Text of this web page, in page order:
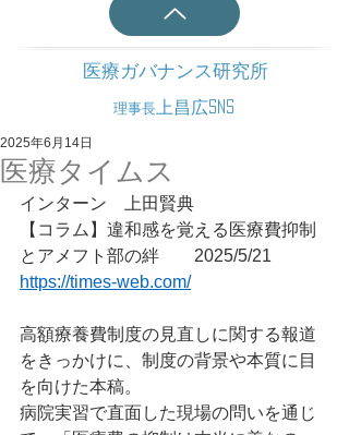
医療ガバナンス研究所
理事長 上昌広SNS
医療タイムス
2025年6月14日
インターン　上田賢典
【コラム】違和感を覚える医療費抑制
とアメフト部の絆	2025/5/21
https://times-web.com/
高額療養費制度の見直しに関する報道
をきっかけに、制度の背景や本質に目
を向けた本稿。
病院実習で直面した現場の問いを通じ